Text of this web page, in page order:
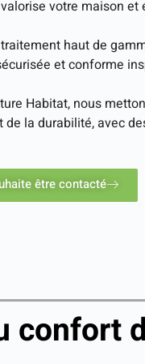
votre maison et
haut de
et conforme
Habitat, nous
de la durabilité, avec
être contacté
confort